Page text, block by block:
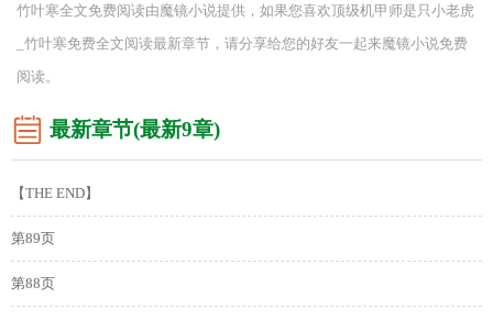
竹叶寒全文免费阅读由魔镜小说提供，如果您喜欢顶级机甲师是只小老虎
_竹叶寒免费全文阅读最新章节，请分享给您的好友一起来魔镜小说免费
阅读。
最新章节(最新9章)
【THE END】
第89页
第88页